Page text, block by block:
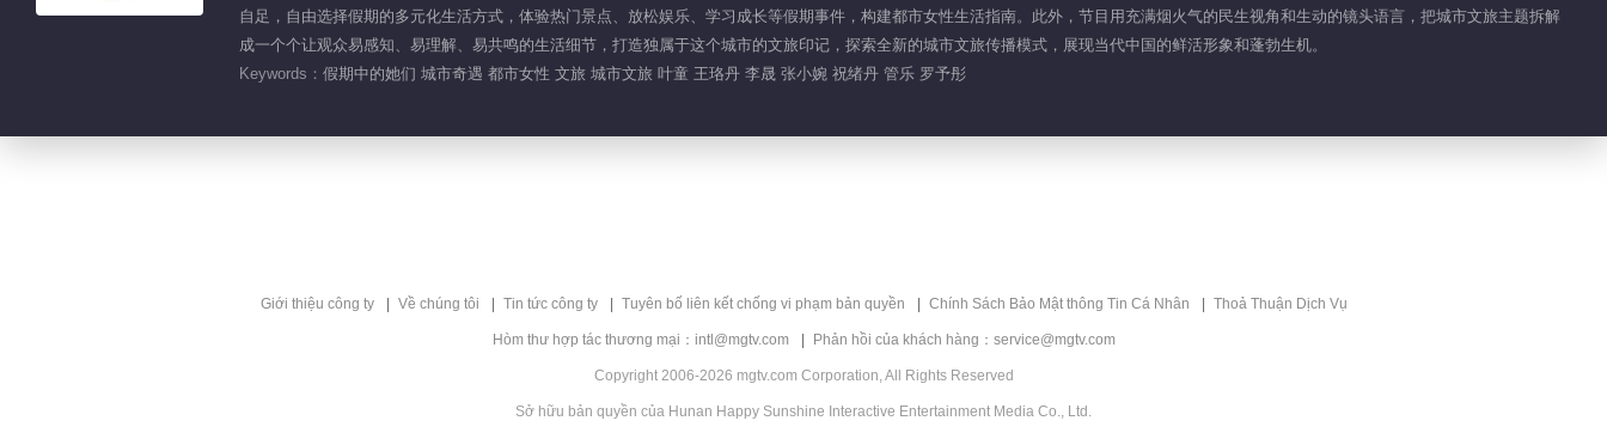
自足，自由选择假期的多元化生活方式，体验热门景点、放松娱乐、学习成长等假期事件，构建都市女性生活指南。此外，节目用充满烟火气的民生视角和生动的镜头语言，把城市文旅主题拆解
成一个个让观众易感知、易理解、易共鸣的生活细节，打造独属于这个城市的文旅印记，探索全新的城市文旅传播模式，展现当代中国的鲜活形象和蓬勃生机。
Keywords： 假期中的她们 城市奇遇 都市女性 文旅 城市文旅 叶童 王珞丹 李晟 张小婉 祝绪丹 管乐 罗予彤
Giới thiệu công ty Về chúng tôi Tin tức công ty Tuyên bố liên kết chống vi phạm bản quyền Chính Sách Bảo Mật thông Tin Cá Nhân Thoả Thuận Dịch Vụ
Hòm thư hợp tác thương mại：intl@mgtv.com Phản hồi của khách hàng：service@mgtv.com
Copyright 2006-2026 mgtv.com Corporation, All Rights Reserved
Sở hữu bản quyền của Hunan Happy Sunshine Interactive Entertainment Media Co., Ltd.